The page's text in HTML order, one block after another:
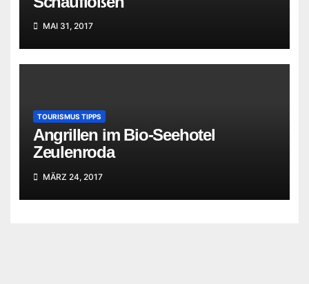
MAI 31, 2017
TOURISMUS TIPPS
Angrillen im Bio-Seehotel
Zeulenroda
MÄRZ 24, 2017